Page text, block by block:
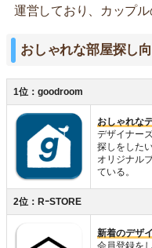
運営しており、カップル
おしゃれな部屋探し
1位：goodroom
おしゃれな
デザイナー
探しをした
オリジナル
ている。
2位：RｰSTORE
新着のデザ